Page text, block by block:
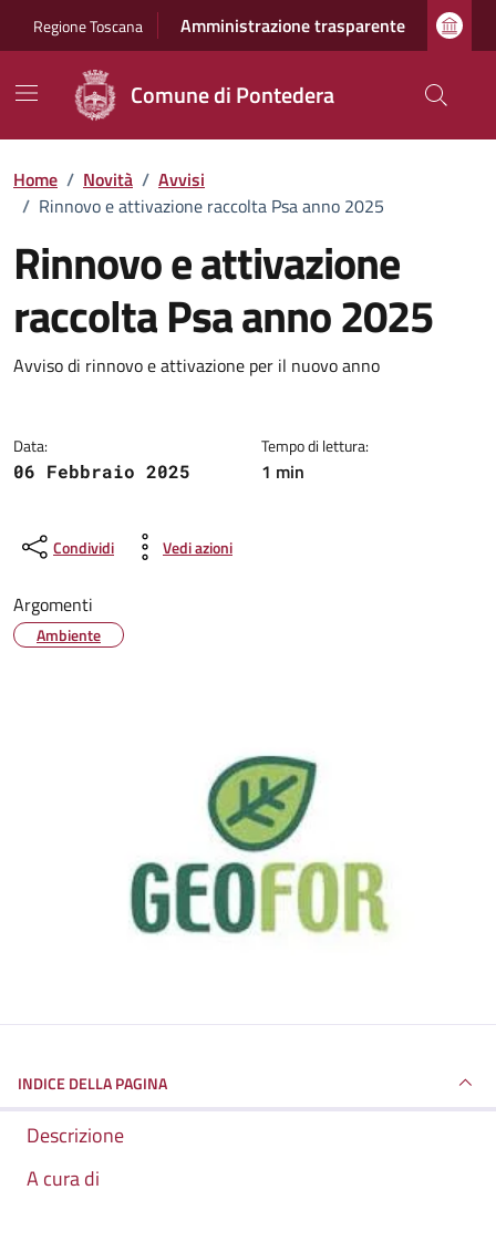
Regione Toscana Amministrazione trasparente
Comune di Pontedera
Home / Novità / Avvisi
/ Rinnovo e attivazione raccolta Psa anno 2025
Rinnovo e attivazione
raccolta Psa anno 2025
Dettagli della notizia
Avviso di rinnovo e attivazione per il nuovo anno
Data:
06 Febbraio 2025
Tempo di lettura:
1 min
Condividi Vedi azioni
Argomenti
Ambiente
INDICE DELLA PAGINA
Descrizione
A cura di